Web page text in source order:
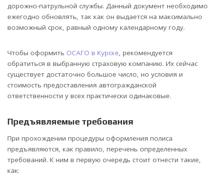
дорожно-патрульной службы. Данный документ необходимо
ежегодно обновлять, так как он выдается на максимально
возможный срок, равный одному календарному году.
Чтобы оформить ОСАГО в Курске, рекомендуется
обратиться в выбранную страховую компанию. Их сейчас
существует достаточно большое число, но условия и
стоимость предоставления автогражданской
ответственности у всех практически одинаковые.
Предъявляемые требования
При прохождении процедуры оформления полиса
предъявляются, как правило, перечень определенных
требований. К ним в первую очередь стоит отнести такие,
как: